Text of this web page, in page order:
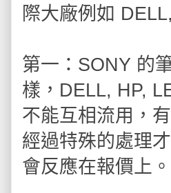
際大廠例如
第一：SONY 的
樣，DELL, HP,
不能互相流用，
經過特殊的處理
會反應在報價上。